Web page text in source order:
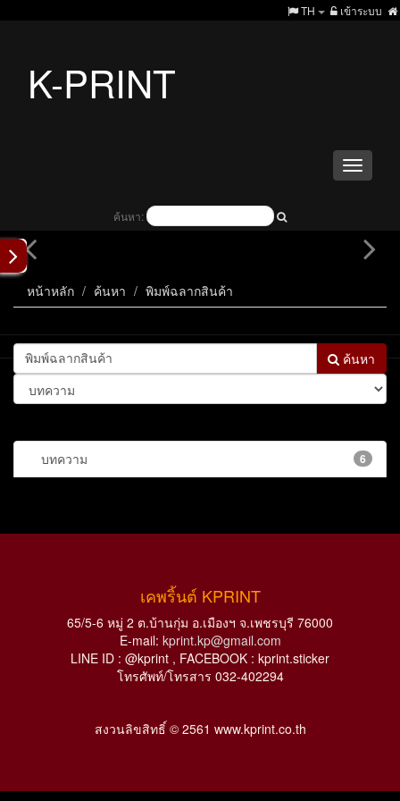
เข้าระบบ
TH
K-PRINT
Toggle
ค้นหา:
หน้าหลัก ค้นหา พิมพ์ฉลากสินค้า
ค้นหา
6
บทความ
เคพริ้นต์ KPRINT
65/5-6 หมู่ 2 ต.บ้านกุ่ม อ.เมืองฯ จ.เพชรบุรี 76000
E-mail: kprint.kp@gmail.com
LINE ID : @kprint , FACEBOOK : kprint.sticker
โทรศัพท์/โทรสาร 032-402294
สงวนลิขสิทธิ์ © 2561 www.kprint.co.th